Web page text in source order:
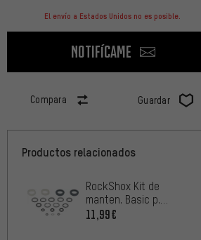
El envío a Estados Unidos no es posible.
Notifícame
Compara Guardar
Productos relacionados
RockShox Kit de
manten. Basic p.
Revelation Dual Position
11,99€